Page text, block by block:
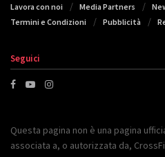
Lavora con noi
Media Partners
Termini e Condizioni
Pubblicità
Seguici
Questa pagina non è una pagina
associata a, o autorizzata da,